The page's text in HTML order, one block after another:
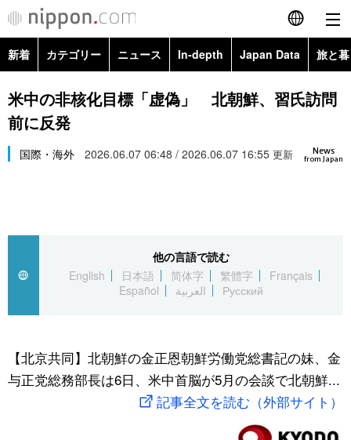
English
简体字
Русский
カテゴリー
経済・ビジネス
国際
文化
トップ
アーカイブ
In-depth
Japan Data
動画/Live
新着 カテゴリー ニュース In-depth Japan Data 旅と
政治・外交
経済・ビジネス
スポーツ・東京2020
Topics
米中の非核化目標「虚偽」 北朝鮮、習氏訪問
前に反発
News
from Japan
国際・海外 2026.06.07 06:48 / 2026.06.07 16:55 更新
他の言語で読む
English
日本語 简体字 繁體字
Français
Español
العربية Русский
【北京共同】北朝鮮の金正恩朝鮮労働党総書記の妹、金
与正党総務部長は6日、米中首脳が5月の会談で北朝鮮...
記事全文を読む（外部サイト）